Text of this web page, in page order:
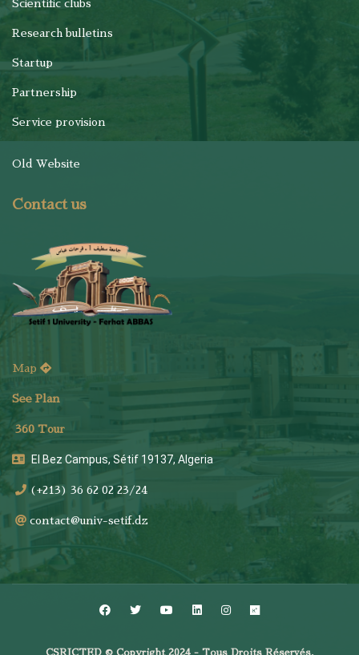
Scientific clubs
Research bulletins
Startup
Partnership
Service provision
Old Website
Contact us
Map
See Plan
360 Tour
El Bez Campus, Sétif 19137, Algeria
(+213) 36 62 02 23/24
contact@univ-setif.dz
CSRICTED © Copyright 2024 - Tous Droits Réservés.